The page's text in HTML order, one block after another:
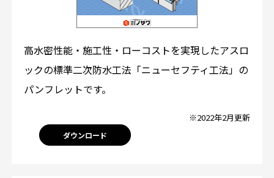
高水密性能・施工性・ローコストを実現したアスロ
ックの標準二次防水工法「ニューセフティ工法」の
パンフレットです。
※2022年2月更新
ダウンロード